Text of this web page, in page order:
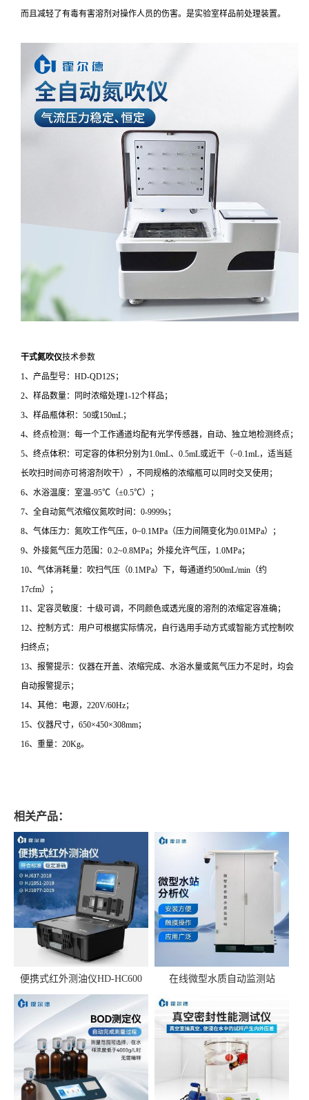
而且减轻了有毒有害溶剂对操作人员的伤害。是实验室样品前处理装置。
干式氮吹仪技术参数
1、产品型号：HD-QD12S；
2、样品数量：同时浓缩处理1-12个样品；
3、样品瓶体积：50或150mL；
4、终点检测：每一个工作通道均配有光学传感器，自动、独立地检测终点；
5、终点体积：可定容的体积分别为1.0mL、0.5mL或近干（~0.1mL，适当延
长吹扫时间亦可将溶剂吹干），不同规格的浓缩瓶可以同时交叉使用；
6、水浴温度：室温-95℃（±0.5℃）；
7、全自动氮气浓缩仪氮吹时间：0-9999s；
8、气体压力：氮吹工作气压，0~0.1MPa（压力间隔变化为0.01MPa）；
9、外接氮气压力范围：0.2~0.8MPa；外接允许气压，1.0MPa；
10、气体消耗量：吹扫气压（0.1MPa）下，每通道约500mL/min（约
17cfm）；
11、定容灵敏度：十级可调，不同颜色或透光度的溶剂的浓缩定容准确；
12、控制方式：用户可根据实际情况，自行选用手动方式或智能方式控制吹
扫终点；
13、报警提示：仪器在开盖、浓缩完成、水浴水量或氮气压力不足时，均会
自动报警提示；
14、其他：电源，220V/60Hz；
15、仪器尺寸，650×450×308mm；
16、重量：20Kg。
相关产品：
便携式红外测油仪HD-HC600 在线微型水质自动监测站